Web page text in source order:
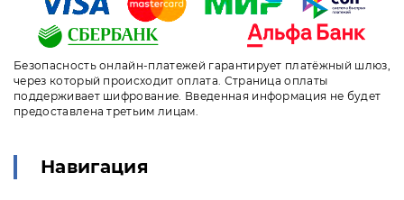
Безопасность онлайн-платежей гарантирует платёжный шлюз,
через который происходит оплата. Страница оплаты
поддерживает шифрование. Введенная информация не будет
предоставлена третьим лицам.
Навигация